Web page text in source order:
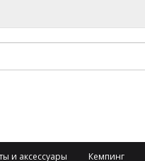
и аксессуары Кемпинг